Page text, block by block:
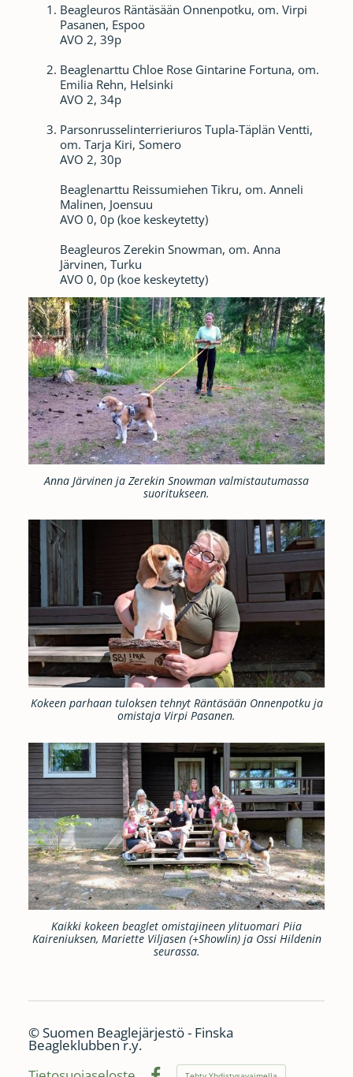
Beagleuros Räntäsään Onnenpotku, om. Virpi
Pasanen, Espoo
AVO 2, 39p
Beaglenarttu Chloe Rose Gintarine Fortuna, om.
Emilia Rehn, Helsinki
AVO 2, 34p
Parsonrusselinterrieriuros Tupla-Täplän Ventti,
om. Tarja Kiri, Somero
AVO 2, 30p
Beaglenarttu Reissumiehen Tikru, om. Anneli
Malinen, Joensuu
AVO 0, 0p (koe keskeytetty)
Beagleuros Zerekin Snowman, om. Anna
Järvinen, Turku
AVO 0, 0p (koe keskeytetty)
Anna Järvinen ja Zerekin Snowman valmistautumassa
suoritukseen.
Kokeen parhaan tuloksen tehnyt Räntäsään Onnenpotku ja
omistaja Virpi Pasanen.
Kaikki kokeen beaglet omistajineen ylituomari Piia
Kaireniuksen, Mariette Viljasen (+Showlin) ja Ossi Hildenin
seurassa.
©Suomen Beaglejärjestö - Finska
Beagleklubben r.y.